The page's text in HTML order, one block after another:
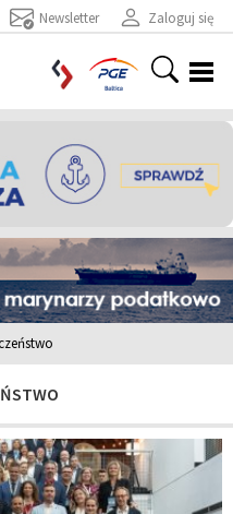
Zaloguj się
Newsletter